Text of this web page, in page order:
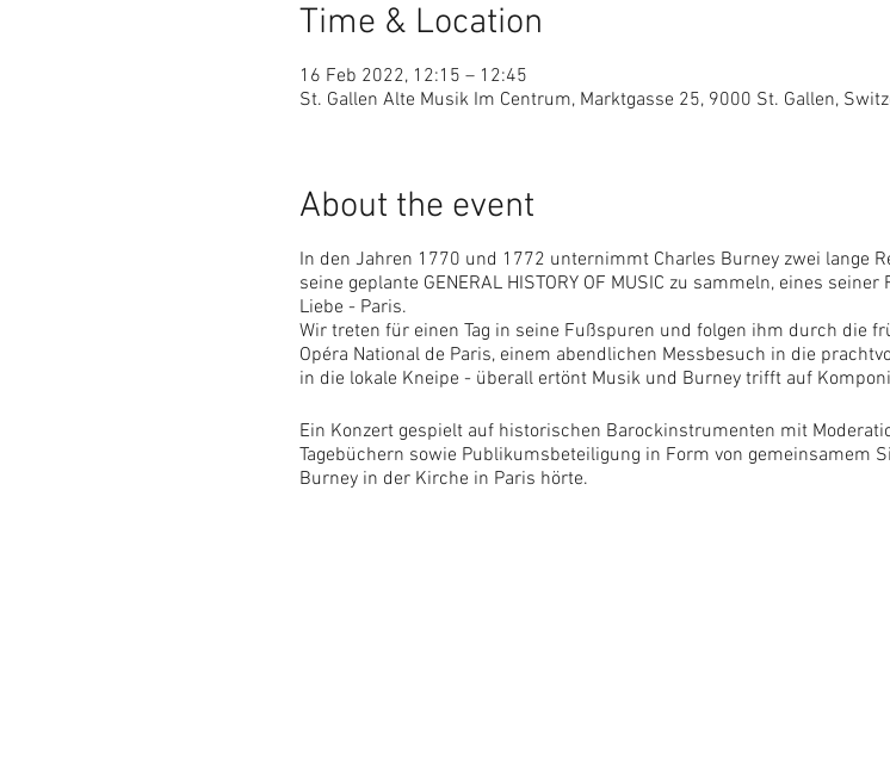
Time & Location
16 Feb 2022, 12:15 – 12:45
St. Gallen Alte Musik Im Centrum, Marktgasse 25, 9000 St. Gallen,
About the event
In den Jahren 1770 und 1772 unternimmt Charles Burney zwei lange
seine geplante GENERAL HISTORY OF MUSIC zu sammeln, eines
Liebe - Paris.
Wir treten für einen Tag in seine Fußspuren und folgen ihm durch die
Opéra National de Paris, einem abendlichen Messbesuch in die
in die lokale Kneipe - überall ertönt Musik und Burney trifft auf
Ein Konzert gespielt auf historischen Barockinstrumenten mit
Tagebüchern sowie Publikumsbeteiligung in Form von gemeinsamem
Burney in der Kirche in Paris hörte.